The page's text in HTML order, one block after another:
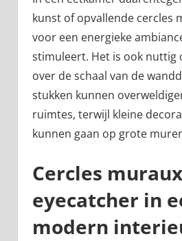
kunst of opvallende cercles
voor een energieke
stimuleert. Het is ook nuttig
over de schaal van de
stukken kunnen
ruimtes, terwijl kleine
kunnen gaan op grote
Cercles
eyecatcher in
modern